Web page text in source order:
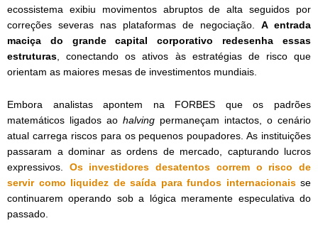
ecossistema exibiu movimentos abruptos de alta seguidos por
correções severas nas plataformas de negociação. A entrada
maciça do grande capital corporativo redesenha essas
estruturas , conectando os ativos às estratégias de risco que
orientam as maiores mesas de investimentos mundiais.
Embora analistas apontem na FORBES que os padrões
matemáticos ligados ao halving permaneçam intactos, o cenário
atual carrega riscos para os pequenos poupadores. As instituições
passaram a dominar as ordens de mercado, capturando lucros
expressivos. Os investidores desatentos correm o risco de
servir como liquidez de saída para fundos internacionais se
continuarem operando sob a lógica meramente especulativa do
passado.